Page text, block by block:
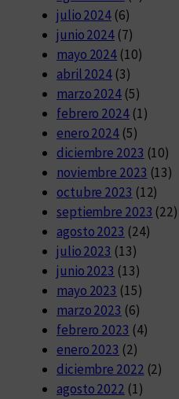
julio 2024 (6)
junio 2024 (7)
mayo 2024 (10)
abril 2024 (3)
marzo 2024 (5)
febrero 2024(1)
enero 2024 (5)
diciembre 2023 (10)
noviembre 2023 (13)
octubre 2023 (12)
septiembre 2023 (22)
agosto 2023 (24)
julio 2023 (13)
junio 2023 (13)
mayo 2023 (15)
marzo 2023 (6)
febrero 2023 (4)
enero 2023 (2)
diciembre 2022 (2)
agosto 2022 (1)